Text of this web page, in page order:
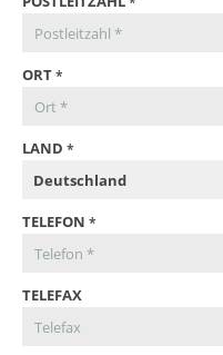
ORT
LAND
TELEFON
TELEFAX